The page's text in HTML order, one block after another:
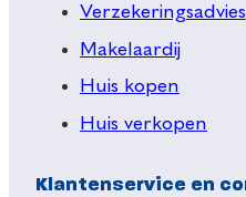
Verzekeringsadvies
Makelaardij
Huis kopen
Huis verkopen
Klantenservice en